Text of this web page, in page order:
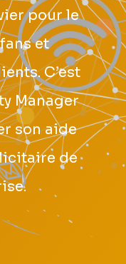
pour le
et
C’est
Manager
son aide
de